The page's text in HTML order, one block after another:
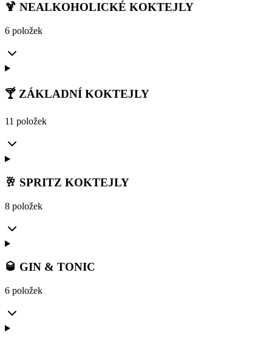
🍹 NEALKOHOLICKÉ KOKTEJLY
6 položek
🍸 ZÁKLADNÍ KOKTEJLY
11 položek
🥂 SPRITZ KOKTEJLY
8 položek
🥃 GIN & TONIC
6 položek